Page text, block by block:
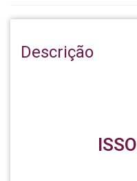
Descrição